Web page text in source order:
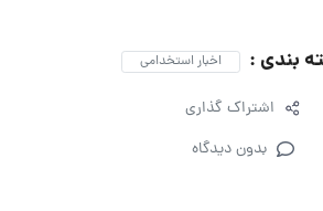
بندی : اخبار استخدامی
اشتراک گذاری
بدون دیدگاه